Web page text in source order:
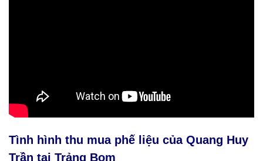
Tình hình thu mua phế liệu của Quang Huy
Trần tại Trảng Bom